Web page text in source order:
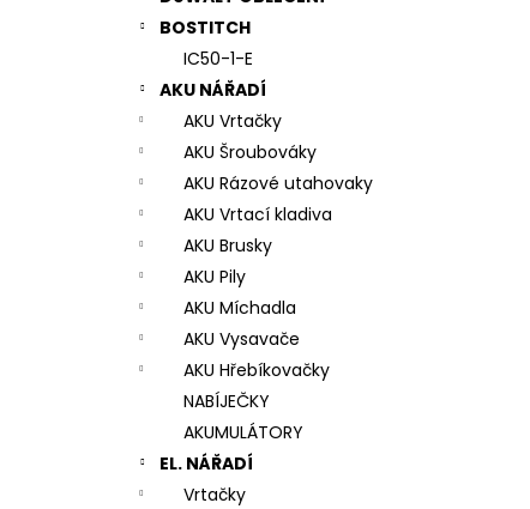
BOSTITCH
IC50-1-E
AKU NÁŘADÍ
AKU Vrtačky
AKU Šroubováky
AKU Rázové utahovaky
AKU Vrtací kladiva
AKU Brusky
AKU Pily
AKU Míchadla
AKU Vysavače
AKU Hřebíkovačky
NABÍJEČKY
AKUMULÁTORY
EL. NÁŘADÍ
Vrtačky
7# N196034 RYCHLOUPÍNACÍ SKLÍČIDLO
944 Kč